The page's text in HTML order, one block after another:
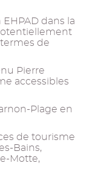
dans la
de
Pierre
accessibles
Plage en
de tourisme
Bains,
Motte,